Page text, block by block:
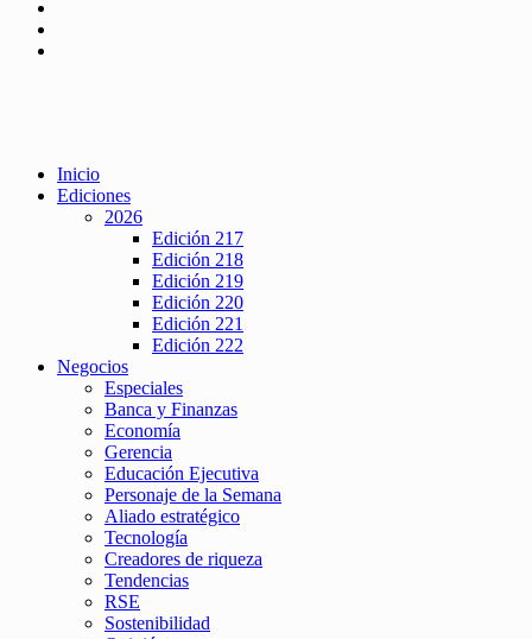
Inicio
Ediciones
2026
Edición 217
Edición 218
Edición 219
Edición 220
Edición 221
Edición 222
Negocios
Especiales
Banca y Finanzas
Economía
Gerencia
Educación Ejecutiva
Personaje de la Semana
Aliado estratégico
Tecnología
Creadores de riqueza
Tendencias
RSE
Sostenibilidad